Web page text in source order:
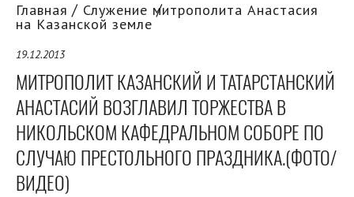
Главная Служение митрополита Анастасия
на Казанской земле
19.12.2013
МИТРОПОЛИТ КАЗАНСКИЙ И ТАТАРСТАНСКИЙ
АНАСТАСИЙ ВОЗГЛАВИЛ ТОРЖЕСТВА В
НИКОЛЬСКОМ КАФЕДРАЛЬНОМ СОБОРЕ ПО
СЛУЧАЮ ПРЕСТОЛЬНОГО ПРАЗДНИКА.(ФОТО/
ВИДЕО)